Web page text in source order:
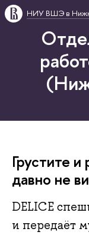
НИУ ВШЭ в
Грустите и
давно не
DELICE
и передаёт